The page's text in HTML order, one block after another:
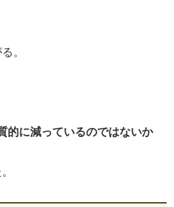
。
的に減っているのではないか